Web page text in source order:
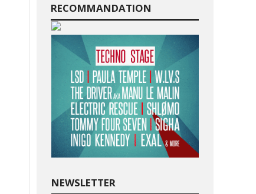
RECOMMANDATION
NEWSLETTER